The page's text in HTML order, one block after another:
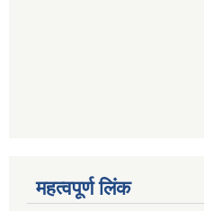
महत्वपूर्ण लिंक